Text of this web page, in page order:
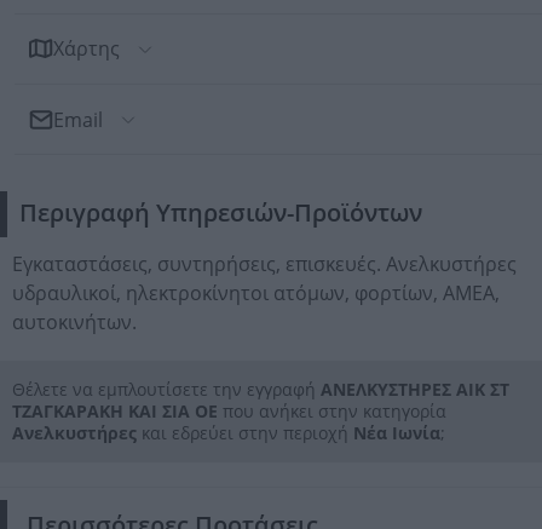
Χάρτης
Email
Προς: ΑΝΕΛΚΥΣΤΗΡΕΣ ΑΙΚ ΣΤ ΤΖΑΓΚΑΡΑΚΗ ΚΑΙ ΣΙΑ ΟΕ
Περιγραφή Υπηρεσιών-Προϊόντων
Εγκαταστάσεις, συντηρήσεις, επισκευές. Ανελκυστήρες
υδραυλικοί, ηλεκτροκίνητοι ατόμων, φορτίων, ΑΜΕΑ,
αυτοκινήτων.
Θέλετε να εμπλουτίσετε την εγγραφή ΑΝΕΛΚΥΣΤΗΡΕΣ ΑΙΚ ΣΤ
ΤΖΑΓΚΑΡΑΚΗ ΚΑΙ ΣΙΑ ΟΕ που ανήκει στην κατηγορία
Ανελκυστήρες και εδρεύει στην περιοχή Νέα Ιωνία;